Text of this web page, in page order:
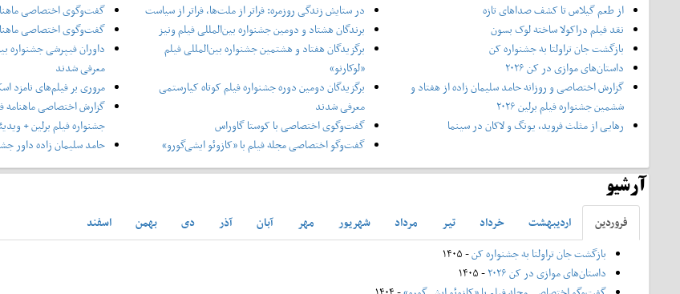
از طعم گیلاس تا کشف صداهای تازه
نقد فیلم دراکولا ساخته لوک بسون
بازگشت جان تراولتا به جشنواره کن
داستان‌های موازی در کن ۲۰۲۶
گزارش اختصاصی و روزانه حامد سلیمان زاده از هفتاد و‌
ششمین جشنواره فیلم برلین ۲۰۲۶
رهایی از مثلث فروید، یونگ و لاکان در سینما
در ستایش زندگی روزمره: فراتر از ملت‌ها، فراتر از سیاست
برندگان هشتاد و دومین جشنواره بین‌المللی فیلم ونیز
برگزیدگان هفتاد و هشتمین جشنواره بین‌المللی فیلم
«لوکارنو»
برگزیدگان دومین دوره جشنواره فیلم کوتاه کیارستمی
معرفی شدند
گفت‌وگوی اختصاصی با کوستا گاوراس
گفت‌وگو اختصاصی مجله فیلم با «کازوئو ایشی‌گورو»
گفت‌وگوی اختصاصی
گفت‌وگوی اختصاصی
داوران فیپرشی جشنواره
معرفی شدند
مروری بر فیلم‌های نامزد اسکار
گزارش اختصاصی ماهنامه
جشنواره فیلم برلین +
حامد سلیمان زاده داور
آرشیو
فروردين ارديبهشت خرداد تير مرداد شهريور مهر آبان آذر دی بهمن
اسفند
بازگشت جان تراولتا به جشنواره کن- ۱۴۰۵
داستان‌های موازی در کن ۲۰۲۶
- ۱۴۰۵